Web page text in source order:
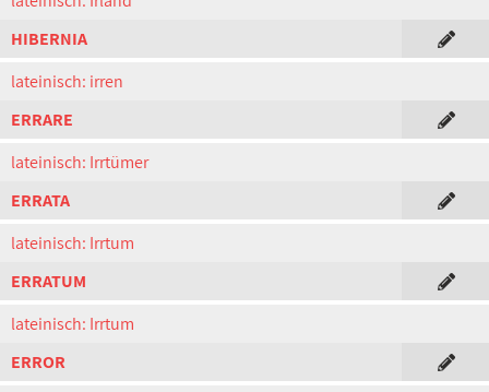
HIBERNIA
lateinisch: irren
ERRARE
lateinisch: Irrtümer
ERRATA
lateinisch: Irrtum
ERRATUM
lateinisch: Irrtum
ERROR